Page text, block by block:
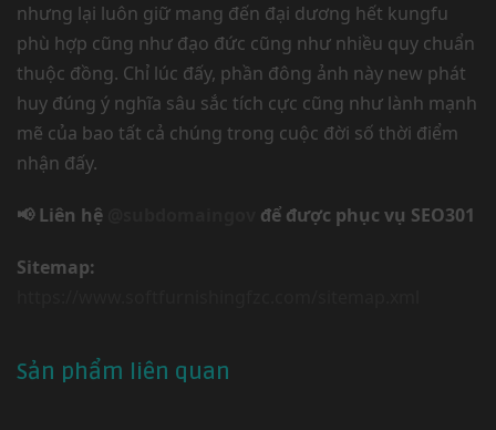
nhưng lại luôn giữ mang đến đại dương hết kungfu
phù hợp cũng như đạo đức cũng như nhiều quy chuẩn
thuộc đồng. Chỉ lúc đấy, phần đông ảnh này new phát
huy đúng ý nghĩa sâu sắc tích cực cũng như lành mạnh
mẽ của bao tất cả chúng trong cuộc đời số thời điểm
nhận đấy.
📢 Liên hệ để được phục vụ SEO301
Sitemap:
Sản phẩm liên quan